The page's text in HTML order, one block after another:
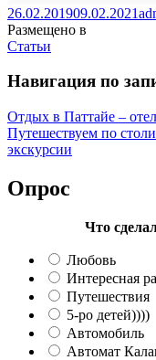
26.02.201909.02.2021
Размещено в
Статьи
Навигация по
Отдых в Паттайе –
Путешествуем по
экскурсии
Опрос
Что
Любовь
Интересная
Путешествия
5-ро детей))))
Автомобиль
Автомат